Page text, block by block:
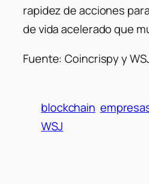
rapidez de acciones
de vida acelerado que
Fuente: Coincrispy y
blockchain
WSJ